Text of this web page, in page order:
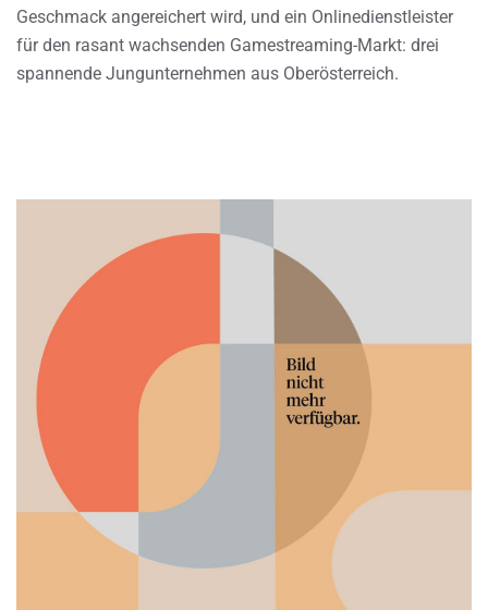
Geschmack angereichert wird, und ein Onlinedienstleister
für den rasant wachsenden Gamestreaming-Markt: drei
spannende Jungunternehmen aus Oberösterreich.